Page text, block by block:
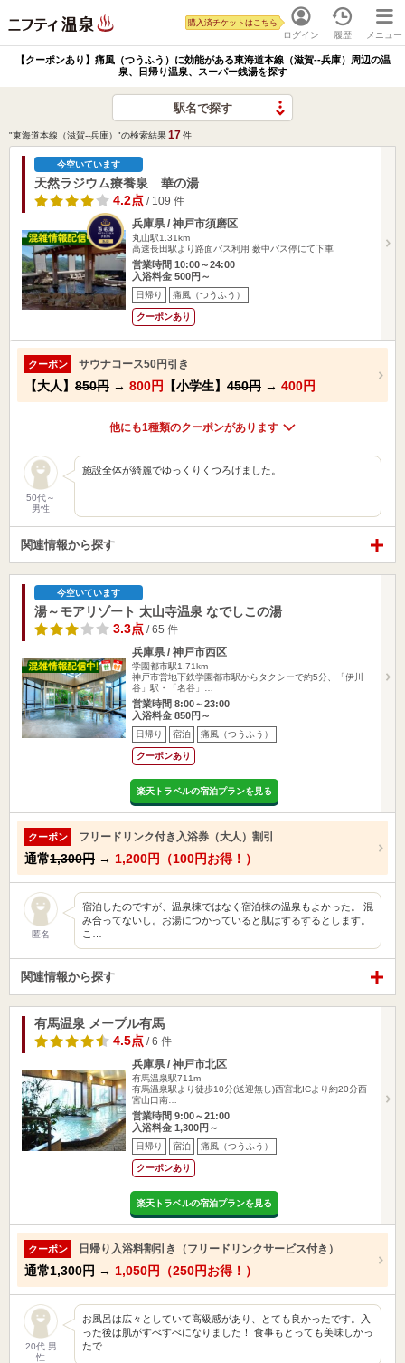
ログイン
購入済チケットはこちら
履歴 メニュー
【クーポンあり】痛風（つうふう）に効能がある東海道本線（滋賀--兵庫）周辺の温
泉、日帰り温泉、スーパー銭湯を探す
駅名で探す
"東海道本線（滋賀--兵庫）"の検索結果17件
今空いています
天然ラジウム療養泉 華の湯
4.2点 / 109 件
兵庫県 / 神戸市須磨区
丸山駅1.31km
高速長田駅より路面バス利用 薮中バス停にて下車
営業時間 10:00～24:00
入浴料金 500円～
日帰り 痛風（つうふう）
クーポンあり
クーポン サウナコース50円引き
【大人】 850円 → 800円 【小学生】 450円 → 400円
他にも1種類のクーポンがあります
50代～
男性
施設全体が綺麗でゆっくりくつろげました。
関連情報から探す
今空いています
湯～モアリゾート 太山寺温泉 なでしこの湯
3.3点 / 65 件
兵庫県 / 神戸市西区
学園都市駅1.71km
神戸市営地下鉄学園都市駅からタクシーで約5分、「伊川
谷」駅・「名谷」…
営業時間 8:00～23:00
入浴料金 850円～
日帰り 宿泊 痛風（つうふう）
クーポンあり
楽天トラベルの宿泊プランを見る
クーポン フリードリンク付き入浴券（大人）割引
通常1,300円 → 1,200円（100円お得！）
匿名
宿泊したのですが、温泉棟ではなく宿泊棟の温泉もよかった。 混
み合ってないし。お湯につかっていると肌はするするとします。
こ…
関連情報から探す
有馬温泉 メープル有馬
4.5点 / 6 件
兵庫県 / 神戸市北区
有馬温泉駅711m
有馬温泉駅より徒歩10分(送迎無し)西宮北ICより約20分西
宮山口南…
営業時間 9:00～21:00
入浴料金 1,300円～
日帰り 宿泊 痛風（つうふう）
クーポンあり
楽天トラベルの宿泊プランを見る
クーポン 日帰り入浴料割引き（フリードリンクサービス付き）
通常1,300円 → 1,050円（250円お得！）
20代 男
性
お風呂は広々としていて高級感があり、とても良かったです。入
った後は肌がすべすべになりました！ 食事もとっても美味しかっ
たで…